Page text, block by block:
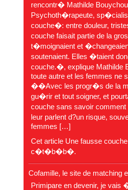
rencontr� Mathilde
Psychoth�rapeute,
couche�: entre douleur,
couche faisait partie de la
t�moignaient et
soutenaient. Elles �taient
couche.�, explique Mathilde
toute autre et les femmes ne
��Avec les progr�s de la
gu�rir et tout soigner, et
couche sans savoir
leur parlent d?un risque,
femmes […]
Cet article Une fausse
c�t�b�b�.
Cofamille, le site de matching
Primipare en devenir, je vais